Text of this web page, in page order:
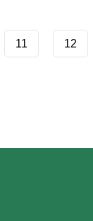
11 12